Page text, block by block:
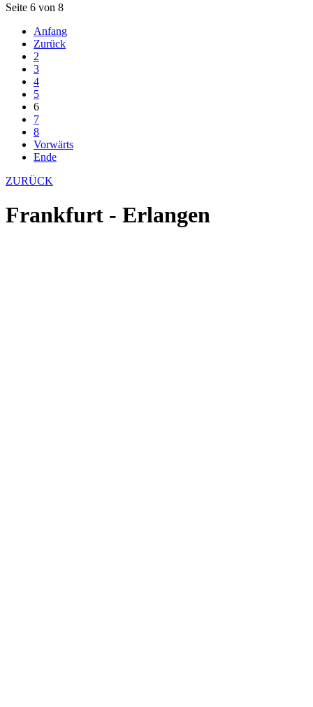
Seite 6 von 8
Anfang
Zurück
2
3
4
5
6
7
8
Vorwärts
Ende
ZURÜCK
Frankfurt - Erlangen